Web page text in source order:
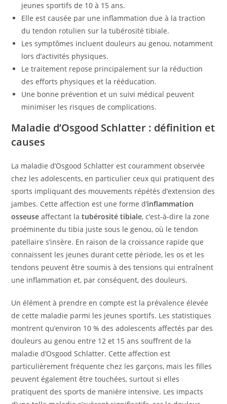
jeunes sportifs de 10 à 15 ans.
Elle est causée par une inflammation due à la traction
du tendon rotulien sur la tubérosité tibiale.
Les symptômes incluent douleurs au genou, notamment
lors d’activités physiques.
Le traitement repose principalement sur la réduction
des efforts physiques et la rééducation.
Une bonne prévention et un suivi médical peuvent
minimiser les risques de complications.
Maladie d’Osgood Schlatter : définition et
causes
La maladie d’Osgood Schlatter est couramment observée
chez les adolescents, en particulier ceux qui pratiquent des
sports impliquant des mouvements répétés d’extension des
jambes. Cette affection est une forme d’inflammation
osseuse affectant latubérosité tibiale, c’est-à-dire la zone
proéminente du tibia juste sous le genou, où le tendon
patellaire s’insère. En raison de la croissance rapide que
connaissent les jeunes durant cette période, les os et les
tendons peuvent être soumis à des tensions qui entraînent
une inflammation et, par conséquent, des douleurs.
Un élément à prendre en compte est la prévalence élevée
de cette maladie parmi les jeunes sportifs. Les statistiques
montrent qu’environ 10 % des adolescents affectés par des
douleurs au genou entre 12 et 15 ans souffrent de la
maladie d’Osgood Schlatter. Cette affection est
particulièrement fréquente chez les garçons, mais les filles
peuvent également être touchées, surtout si elles
pratiquent des sports de manière intensive. Les impacts